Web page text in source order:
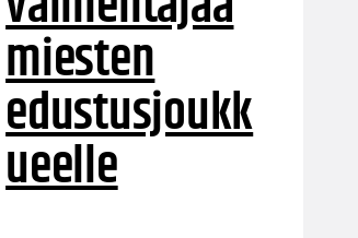
miesten
edustusjoukk
ueelle